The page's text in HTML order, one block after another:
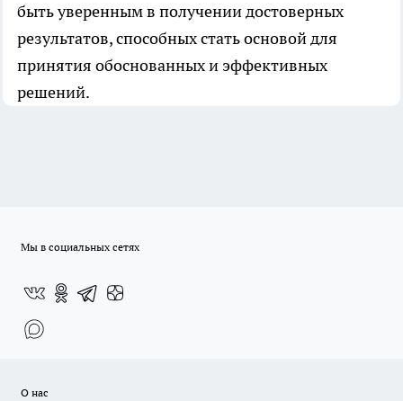
быть уверенным в получении достоверных
результатов, способных стать основой для
принятия обоснованных и эффективных
решений.
Мы в социальных сетях
О нас